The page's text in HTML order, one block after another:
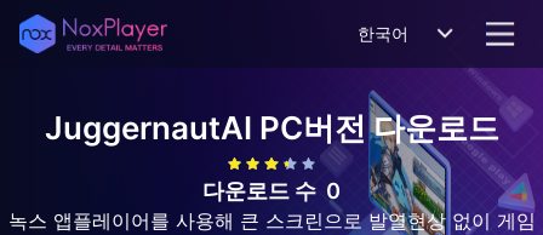
한국어
JuggernautAI PC버전 다운로드
다운로드 수 0
녹스 앱플레이어를 사용해 큰 스크린으로 발열현상 없이 게임